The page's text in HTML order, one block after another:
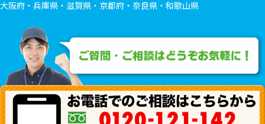
大阪府・兵庫県・滋賀県・京都府・奈良県・和歌山県